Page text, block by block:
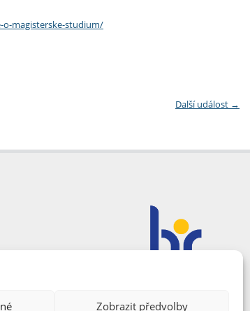
Zobrazit předvolby
o-magisterske-studium/
Další událost →